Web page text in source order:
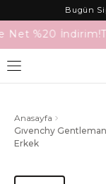
Bugün
Net %20 İndirim!
Anasayfa
Gıvenchy
Erkek